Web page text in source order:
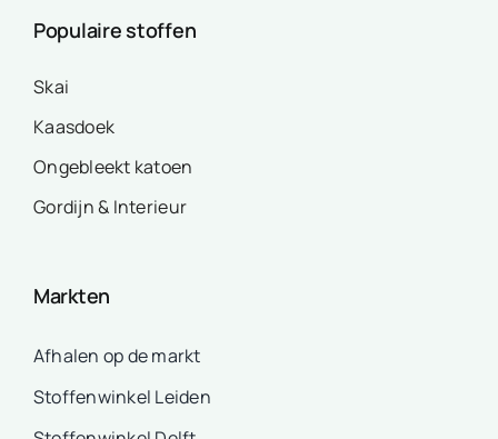
Populaire stoffen
Skai
Kaasdoek
Ongebleekt katoen
Gordijn & Interieur
Markten
Afhalen op de markt
Stoffenwinkel Leiden